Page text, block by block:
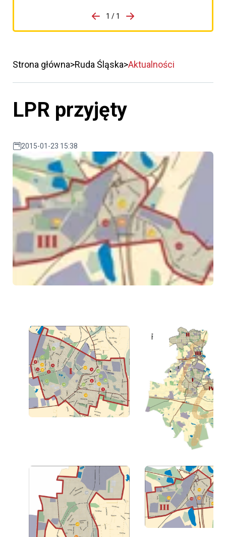
porzpedniego komunikatu
1 / 1
Przejdź do następnego
Strona główna Ruda Śląska Aktualności
LPR przyjęty
2015-01-23 15:38